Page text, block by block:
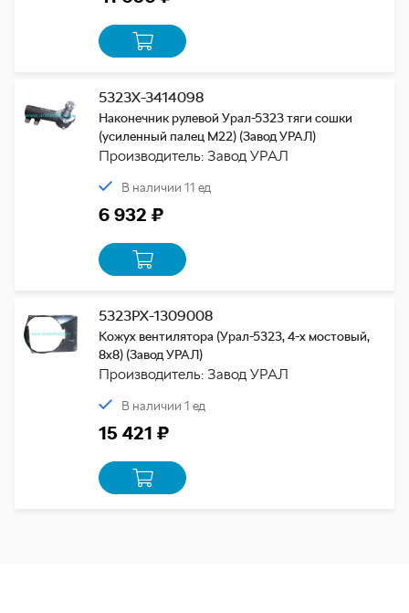
5323Х-3414098
Наконечник рулевой Урал-5323 тяги сошки
(усиленный палец М22) (Завод УРАЛ)
Производитель: Завод УРАЛ
В наличии 11 ед
6 932 ₽
5323РХ-1309008
Кожух вентилятора (Урал-5323, 4-х мостовый,
8х8) (Завод УРАЛ)
Производитель: Завод УРАЛ
В наличии 1 ед
15 421 ₽